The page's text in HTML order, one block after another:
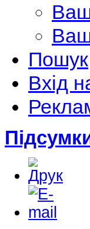
Пошук
Вхід